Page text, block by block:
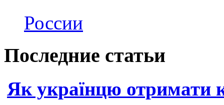
России
Последние статьи
Як українцю отримати